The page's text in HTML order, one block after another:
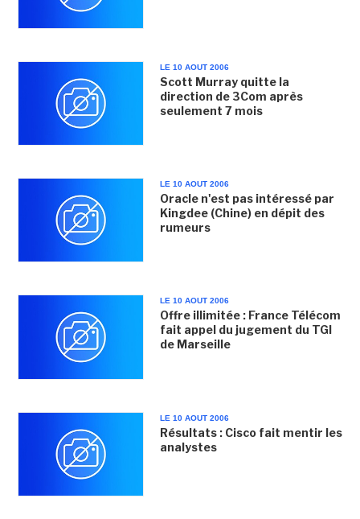
LE 10 AOUT 2006
Scott Murray quitte la
direction de 3Com après
seulement 7 mois
LE 10 AOUT 2006
Oracle n'est pas intéressé par
Kingdee (Chine) en dépit des
rumeurs
LE 10 AOUT 2006
Offre illimitée : France Télécom
fait appel du jugement du TGI
de Marseille
LE 10 AOUT 2006
Résultats : Cisco fait mentir les
analystes